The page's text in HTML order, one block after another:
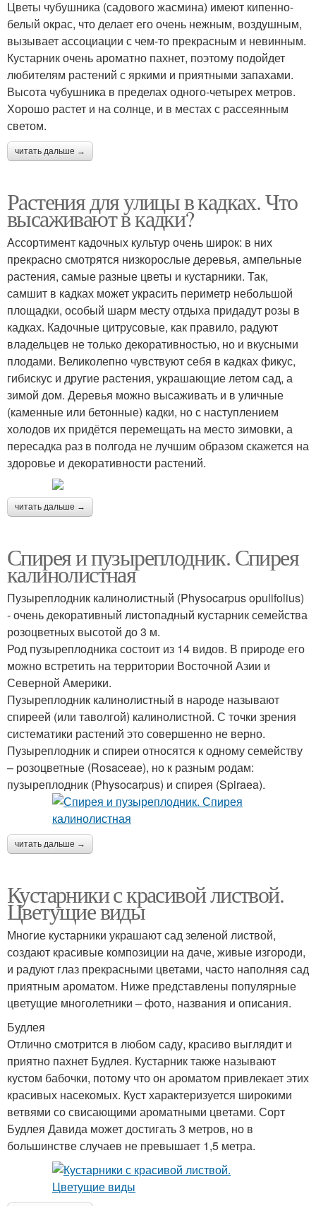
Цветы чубушника (садового жасмина) имеют кипенно-
белый окрас, что делает его очень нежным, воздушным,
вызывает ассоциации с чем-то прекрасным и невинным.
Кустарник очень ароматно пахнет, поэтому подойдет
любителям растений с яркими и приятными запахами.
Высота чубушника в пределах одного-четырех метров.
Хорошо растет и на солнце, и в местах с рассеянным
светом.
читать дальше →
Растения для улицы в кадках. Что
высаживают в кадки?
Ассортимент кадочных культур очень широк: в них
прекрасно смотрятся низкорослые деревья, ампельные
растения, самые разные цветы и кустарники. Так,
самшит в кадках может украсить периметр небольшой
площадки, особый шарм месту отдыха придадут розы в
кадках. Кадочные цитрусовые, как правило, радуют
владельцев не только декоративностью, но и вкусными
плодами. Великолепно чувствуют себя в кадках фикус,
гибискус и другие растения, украшающие летом сад, а
зимой дом. Деревья можно высаживать и в уличные
(каменные или бетонные) кадки, но с наступлением
холодов их придётся перемещать на место зимовки, а
пересадка раз в полгода не лучшим образом скажется на
здоровье и декоративности растений.
читать дальше →
Спирея и пузыреплодник. Спирея
калинолистная
Пузыреплодник калинолистный (Physocarpus opulifolius)
- очень декоративный листопадный кустарник семейства
розоцветных высотой до 3 м.
Род пузыреплодника состоит из 14 видов. В природе его
можно встретить на территории Восточной Азии и
Северной Америки.
Пузыреплодник калинолистный в народе называют
спиреей (или таволгой) калинолистной. С точки зрения
систематики растений это совершенно не верно.
Пузыреплодник и спиреи относятся к одному семейству
– розоцветные (Rosaceae), но к разным родам:
пузыреплодник (Physocarpus) и спирея (Spiraea).
читать дальше →
Кустарники с красивой листвой.
Цветущие виды
Многие кустарники украшают сад зеленой листвой,
создают красивые композиции на даче, живые изгороди,
и радуют глаз прекрасными цветами, часто наполняя сад
приятным ароматом. Ниже представлены популярные
цветущие многолетники – фото, названия и описания.
Будлея
Отлично смотрится в любом саду, красиво выглядит и
приятно пахнет Будлея. Кустарник также называют
кустом бабочки, потому что он ароматом привлекает этих
красивых насекомых. Куст характеризуется широкими
ветвями со свисающими ароматными цветами. Сорт
Будлея Давида может достигать 3 метров, но в
большинстве случаев не превышает 1,5 метра.